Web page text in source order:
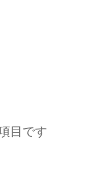
目です